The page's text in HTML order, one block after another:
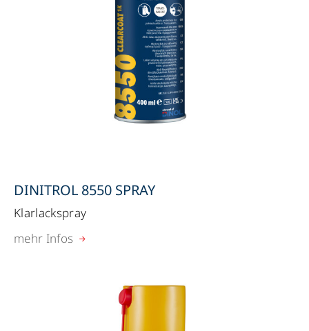
DINITROL 8550 SPRAY
Klarlackspray
mehr Infos